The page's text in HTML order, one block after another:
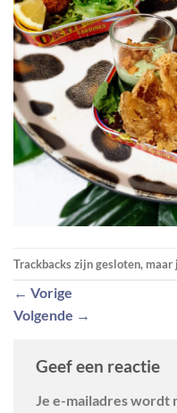
Trackbacks zijn gesloten, maar
← Vorige
Volgende →
Geef een reactie
Je e-mailadres wordt